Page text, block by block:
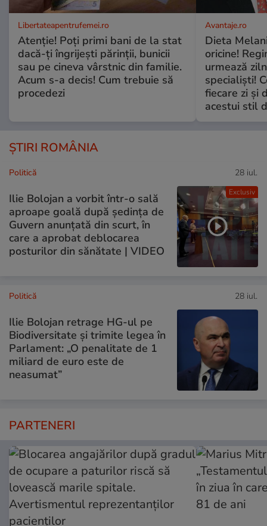
Libertateapentrufemei.ro
Atenție! Poți primi bani de la stat
dacă-ți îngrijești părinții, bunicii
sau pe cineva vârstnic din familie.
Acum s-a decis! Cum trebuie să
procedezi
Avantaje.ro
Dieta
oricine!
urmează
specialiști!
fiecare zi și
acestui stil
ȘTIRI ROMÂNIA
Exclusiv
Politică 28 iul.
Ilie Bolojan a vorbit într-o sală
aproape goală după ședința de
Guvern anunțată din scurt, în
care a aprobat deblocarea
posturilor din sănătate | VIDEO
Politică 28 iul.
Ilie Bolojan retrage HG-ul pe
Biodiversitate și trimite legea în
Parlament: „O penalitate de 1
miliard de euro este de
neasumat”
PARTENERI